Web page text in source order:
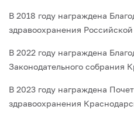
В 2018 году награждена
здравоохранения
В 2022 году награждена
Законодательного собрания
В 2023 году награждена
здравоохранения